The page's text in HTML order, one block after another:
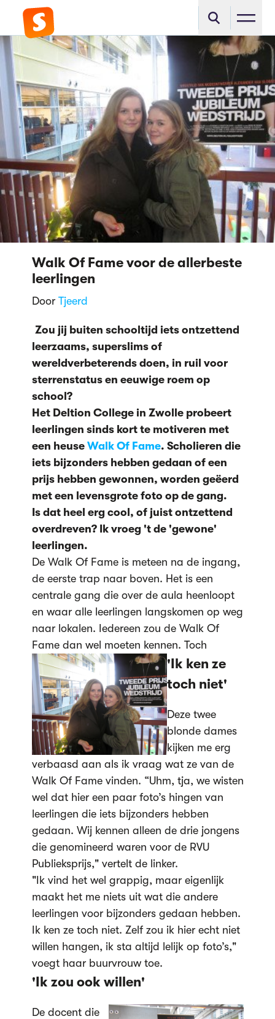
Walk Of Fame voor de allerbeste
leerlingen
Door Tjeerd
Zou jij buiten schooltijd iets ontzettend
leerzaams, superslims of
wereldverbeterends doen, in ruil voor
sterrenstatus en eeuwige roem op
school?
Het Deltion College in Zwolle probeert
leerlingen sinds kort te motiveren met
een heuse Walk Of Fame. Scholieren die
iets bijzonders hebben gedaan of een
prijs hebben gewonnen, worden geëerd
met een levensgrote foto op de gang.
Is dat heel erg cool, of juist ontzettend
overdreven? Ik vroeg 't de 'gewone'
leerlingen.
De Walk Of Fame is meteen na de ingang,
de eerste trap naar boven. Het is een
centrale gang die over de aula heenloopt
en waar alle leerlingen langskomen op weg
naar lokalen. Iedereen zou de Walk Of
Fame dan wel moeten kennen. Toch
'Ik ken ze
toch niet'
Deze twee
blonde dames
kijken me erg
verbaasd aan als ik vraag wat ze van de
Walk Of Fame vinden. “Uhm, tja, we wisten
wel dat hier een paar foto’s hingen van
leerlingen die iets bijzonders hebben
gedaan. Wij kennen alleen de drie jongens
die genomineerd waren voor de RVU
Publieksprijs," vertelt de linker.
"Ik vind het wel grappig, maar eigenlijk
maakt het me niets uit wat die andere
leerlingen voor bijzonders gedaan hebben.
Ik ken ze toch niet. Zelf zou ik hier echt niet
willen hangen, ik sta altijd lelijk op foto’s,"
voegt haar buurvrouw toe.
'Ik zou ook willen'
De docent die